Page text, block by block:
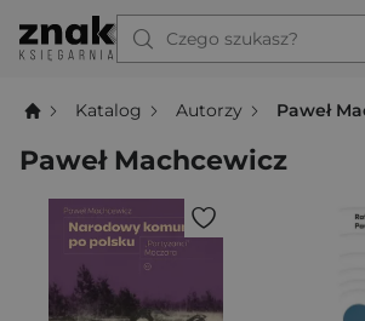
Czego szukasz?
Katalog Autorzy Paweł
Paweł Machcewicz